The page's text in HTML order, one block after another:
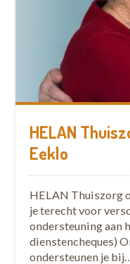
HELAN
Eeklo
HELAN Thuiszorg
je terecht voor
ondersteuning aan
dienstencheques)
ondersteunen je